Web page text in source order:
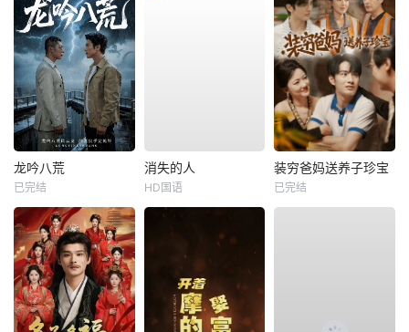
龙吟八荒
已完结
消失的人
HD国语
装穷爸妈送养子珍宝
已完结